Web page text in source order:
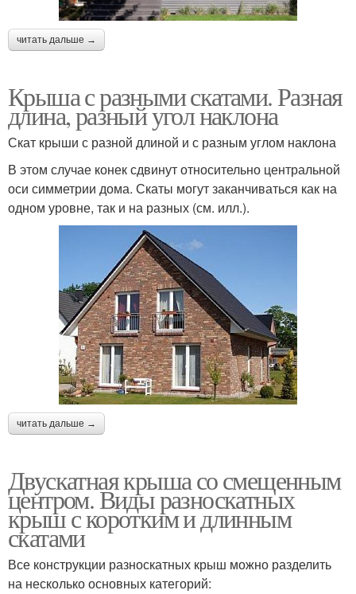
читать дальше →
Крыша с разными скатами. Разная
длина, разный угол наклона
Скат крыши с разной длиной и с разным углом наклона
В этом случае конек сдвинут относительно центральной
оси симметрии дома. Скаты могут заканчиваться как на
одном уровне, так и на разных (см. илл.).
читать дальше →
Двускатная крыша со смещенным
центром. Виды разноскатных
крыш с коротким и длинным
скатами
Все конструкции разноскатных крыш можно разделить
на несколько основных категорий: